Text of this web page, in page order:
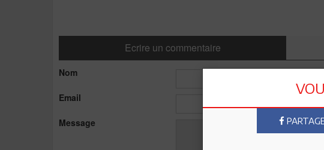
Ecrire un commentaire
Nom
Email
Message